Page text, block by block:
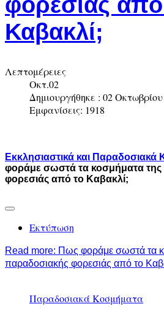
Καβακλί;
Λεπτομέρειες
Οκτ.02
Δημιουργήθηκε : 02 Οκτωβρίου
Εμφανίσεις: 1918
Εκκλησιαστικά και
φοράμε σωστά τα κοσμήματα
φορεσιάς από το Καβακλί;
Εκτύπωση
Read more: Πως φοράμε σωστά τα
παραδοσιακής φορεσιάς από το
Παραδοσιακά Κοσμήματα